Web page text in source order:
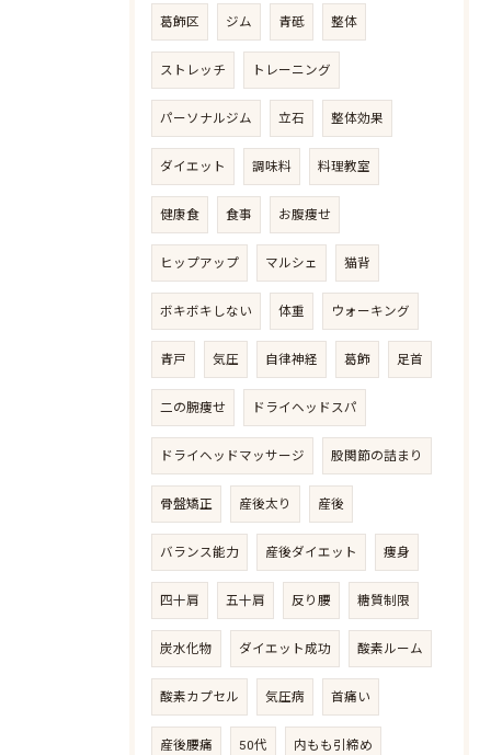
葛飾区 ジム 青砥 整体
ストレッチ トレーニング
パーソナルジム 立石 整体効果
ダイエット 調味料 料理教室
健康食 食事 お腹痩せ
ヒップアップ マルシェ 猫背
ボキボキしない 体重 ウォーキング
青戸 気圧 自律神経 葛飾 足首
二の腕痩せ ドライヘッドスパ
ドライヘッドマッサージ 股関節の詰まり
骨盤矯正 産後太り 産後
バランス能力 産後ダイエット 痩身
四十肩 五十肩 反り腰 糖質制限
炭水化物 ダイエット成功 酸素ルーム
酸素カプセル 気圧病 首痛い
産後腰痛 50代 内もも引締め